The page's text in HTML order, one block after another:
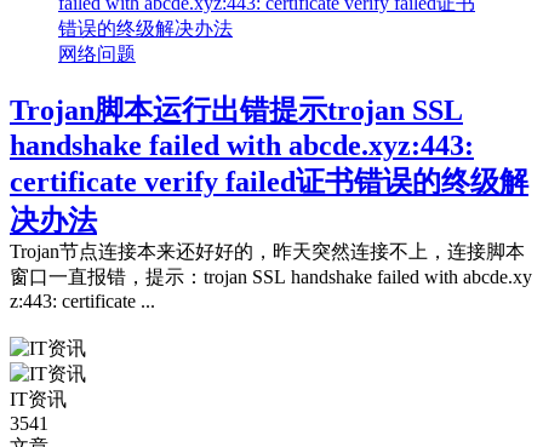
网络问题
Trojan脚本运行出错提示trojan SSL
handshake failed with abcde.xyz:443:
certificate verify failed证书错误的终级解
决办法
Trojan节点连接本来还好好的，昨天突然连接不上，连接脚本
窗口一直报错，提示：trojan SSL handshake failed with abcde.xy
z:443: certificate ...
IT资讯
3541